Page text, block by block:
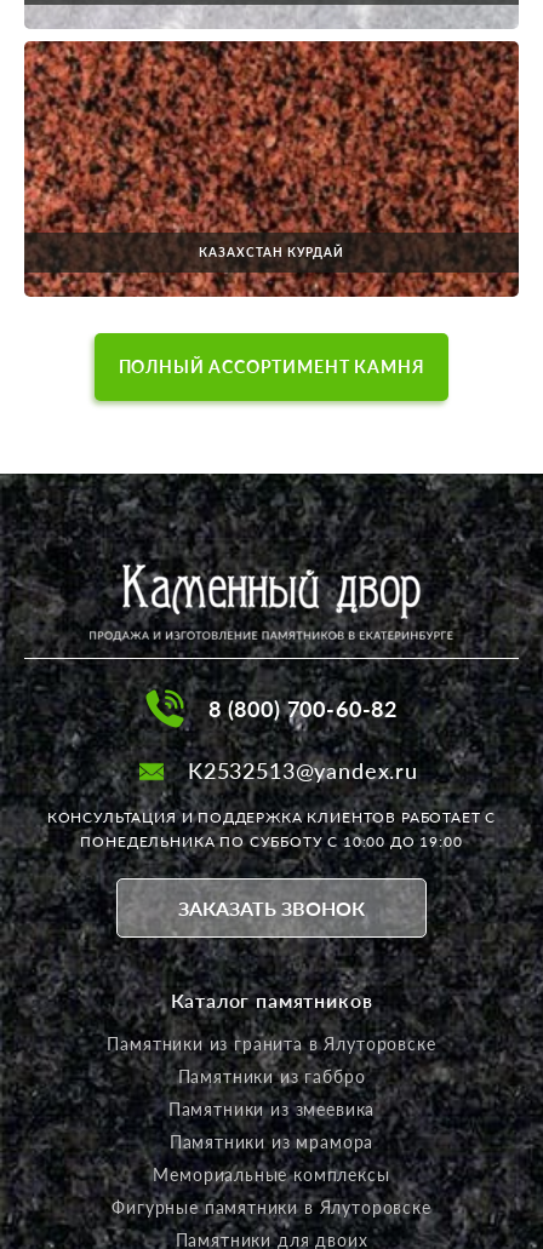
КАЗАХСТАН КУРДАЙ
ПОЛНЫЙ АССОРТИМЕНТ КАМНЯ
8 (800) 700-60-82
K2532513@yandex.ru
КОНСУЛЬТАЦИЯ И ПОДДЕРЖКА КЛИЕНТОВ РАБОТАЕТС
ПОНЕДЕЛЬНИКА ПО СУББОТУ С 10:00 ДО 19:00
ЗАКАЗАТЬ ЗВОНОК
Каталог памятников
Памятники из гранита в Ялуторовске
Памятники из габбро
Памятники из змеевика
Памятники из мрамора
Мемориальные комплексы
Фигурные памятники в Ялуторовске
Памятники для двоих